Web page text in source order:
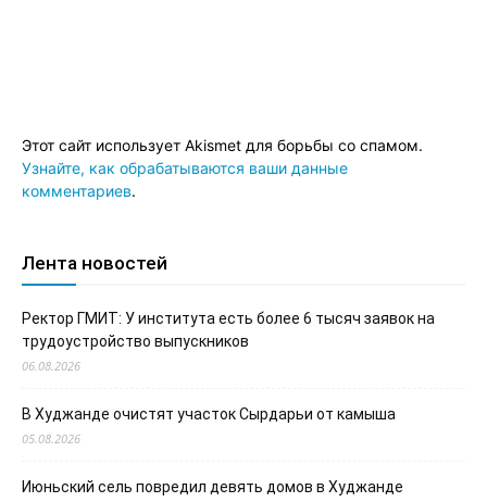
Этот сайт использует Akismet для борьбы со спамом.
Узнайте, как обрабатываются ваши данные
комментариев.
Лента новостей
Ректор ГМИТ: У института есть более 6 тысяч заявок на
трудоустройство выпускников
06.08.2026
В Худжанде очистят участок Сырдарьи от камыша
05.08.2026
Июньский сель повредил девять домов в Худжанде